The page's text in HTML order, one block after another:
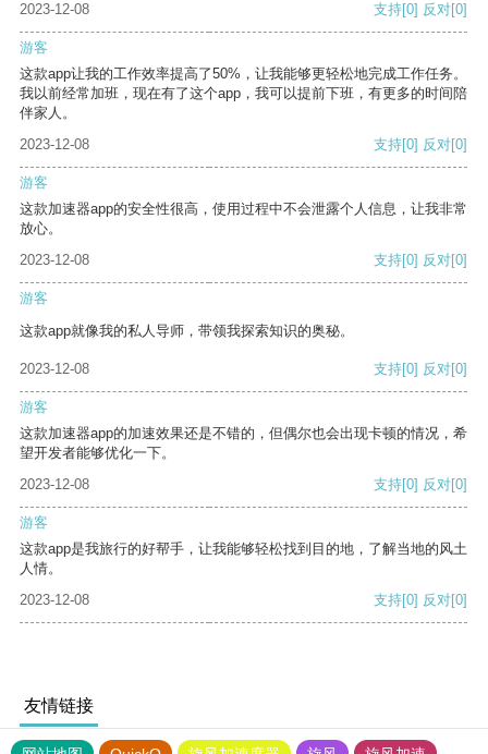
2023-12-08 支持[0] 反对[0]
游客
这款app让我的工作效率提高了50%，让我能够更轻松地完成工作任务。
我以前经常加班，现在有了这个app，我可以提前下班，有更多的时间陪
伴家人。
2023-12-08
支持[0] 反对[0]
游客
这款加速器app的安全性很高，使用过程中不会泄露个人信息，让我非常
放心。
2023-12-08
支持[0] 反对[0]
游客
这款app就像我的私人导师，带领我探索知识的奥秘。
2023-12-08 支持[0] 反对[0]
游客
这款加速器app的加速效果还是不错的，但偶尔也会出现卡顿的情况，希
望开发者能够优化一下。
2023-12-08
支持[0] 反对[0]
游客
这款app是我旅行的好帮手，让我能够轻松找到目的地，了解当地的风土
人情。
2023-12-08
支持[0] 反对[0]
友情链接